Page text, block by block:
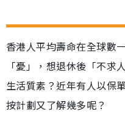
香港人平均壽命在全球數
「憂」，想退休後「不
生活質素？近年有人以保
按計劃又了解幾多呢？